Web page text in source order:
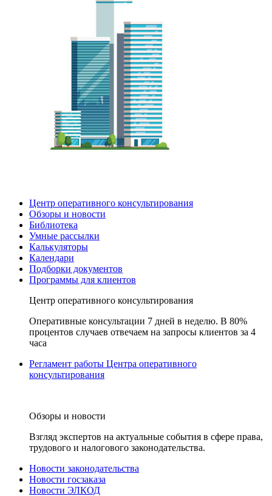
Центр оперативного консультирования
Обзоры и новости
Библиотека
Умные рассылки
Калькуляторы
Календари
Подборки документов
Программы для клиентов
Центр оперативного консультирования
Оперативные консультации 7 дней в неделю. В 80%
процентов случаев отвечаем на запросы клиентов за 4
часа
Регламент работы Центра оперативного
консультирования
Обзоры и новости
Взгляд экспертов на актуальные события в сфере права,
трудового и налогового законодательства.
Новости законодательства
Новости госзаказа
Новости ЭЛКОД